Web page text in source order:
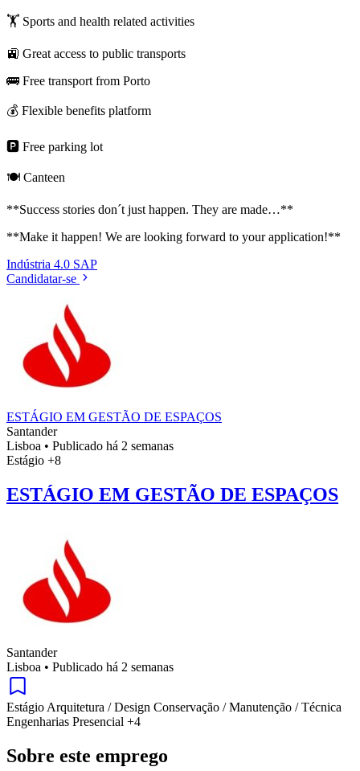
🏋️ Sports and health related activities
🚉 Great access to public transports
🚌 Free transport from Porto
💰 Flexible benefits platform
🅿️ Free parking lot
🍽️ Canteen
**Success stories don´t just happen. They are made…**
**Make it happen! We are looking forward to your application!**
Indústria 4.0 SAP
Candidatar-se
ESTÁGIO EM GESTÃO DE ESPAÇOS
Santander
Lisboa • Publicado há 2 semanas
Estágio +8
ESTÁGIO EM GESTÃO DE ESPAÇOS
Santander
Lisboa • Publicado há 2 semanas
Estágio Arquitetura / Design Conservação / Manutenção / Técnica
Engenharias Presencial +4
Sobre este emprego